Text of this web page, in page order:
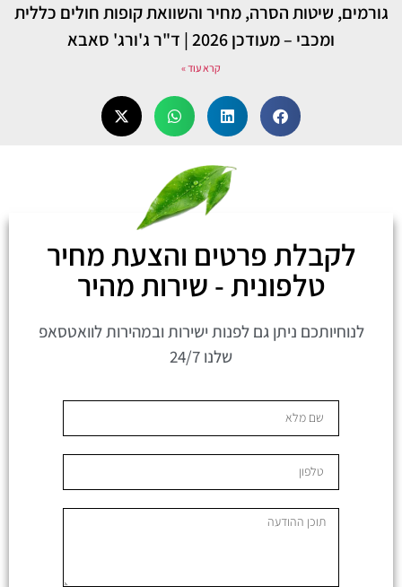
גורמים, שיטות הסרה, מחיר והשוואת קופות חולים כללית
ומכבי – מעודכן 2026 | ד"ר ג'ורג' סאבא
קרא עוד »
לקבלת פרטים והצעת מחיר
טלפונית - שירות מהיר
לנוחיותכם ניתן גם לפנות ישירות ובמהירות לוואטסאפ
שלנו 24/7